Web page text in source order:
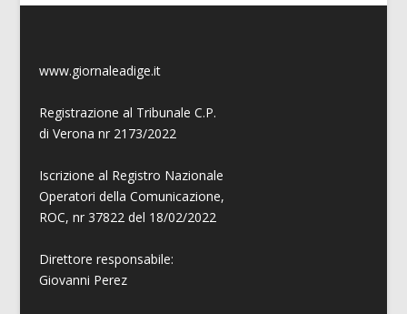
www.giornaleadige.it
Registrazione al Tribunale C.P.
di Verona nr 2173/2022
Iscrizione al Registro Nazionale
Operatori della Comunicazione,
ROC, nr 37822 del 18/02/2022
Direttore responsabile:
Giovanni Perez